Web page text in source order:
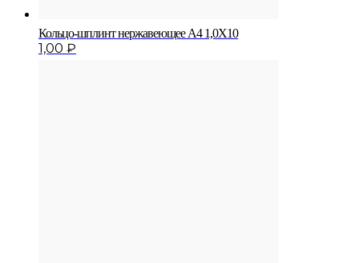
Кольцо-шплинт нержавеющее A4 1,0X10
1,00 ₽